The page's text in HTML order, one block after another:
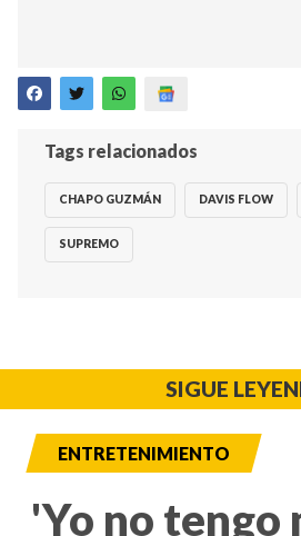
Tags relacionados
CHAPO GUZMÁN DAVIS FLOW
SUPREMO
SIGUE
ENTRETENIMIENTO
'Yo no tengo